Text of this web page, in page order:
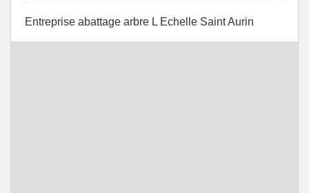
Entreprise abattage arbre L Echelle Saint Aurin